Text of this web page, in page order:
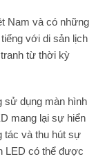
Nam và có những
với di sản lịch
từ thời kỳ
sử dụng màn hình
mang lại sự hiển
tác và thu hút sự
LED có thể được